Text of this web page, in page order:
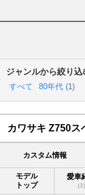
ジャンルから絞り込
すべて 80年代 (1)
カワサキ Z750ス
カスタム情報
モデル
トップ
愛車
(3)